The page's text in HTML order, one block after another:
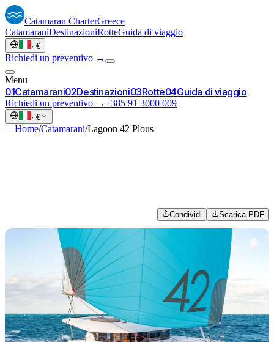
Catamaran CharterGreece
CatamaraniDestinazioniRotteGuida di viaggio
· €
Richiedi un preventivo →
Menu
01Catamarani02Destinazioni03Rotte04Guida di viaggio
Richiedi un preventivo →+385 91 3000 009
· €
—Home/Catamarani/Lagoon 42 Plous
Condividi Scarica PDF